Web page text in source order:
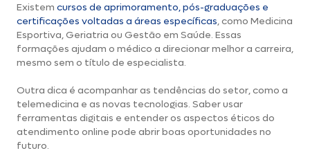
Existem cursos de aprimoramento, pós-graduações e
certificações voltadas a áreas específicas, como Medicina
Esportiva, Geriatria ou Gestão em Saúde. Essas
formações ajudam o médico a direcionar melhor a carreira,
mesmo sem o título de especialista.
Outra dica é acompanhar as tendências do setor, como a
telemedicina e as novas tecnologias. Saber usar
ferramentas digitais e entender os aspectos éticos do
atendimento online pode abrir boas oportunidades no
futuro.